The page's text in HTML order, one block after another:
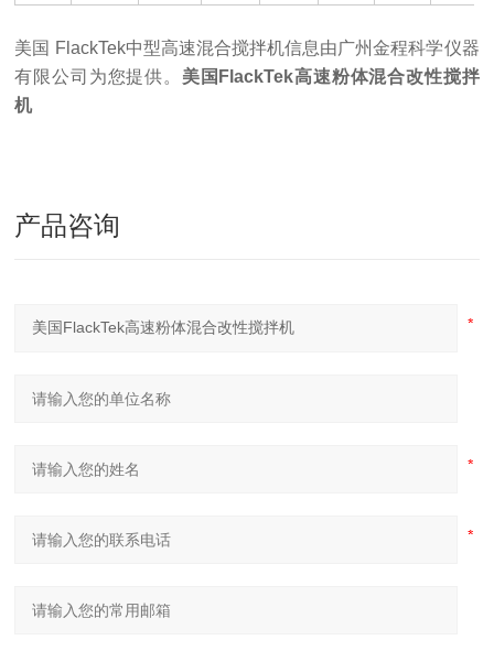
美国 FlackTek中型高速混合搅拌机信息由广州金程科学仪器
有限公司为您提供。 美国FlackTek高速粉体混合改性搅拌
机
产品咨询